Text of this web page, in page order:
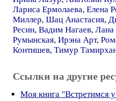
Лариса Ермолаева, Елена
Миллер, Шац Анастасия,
Ресин, Вадим Нагаев, Лана
Румынская, Ирэна Арт,
Контишев, Тимур
Ссылки на другие
Моя книга "Встретимся